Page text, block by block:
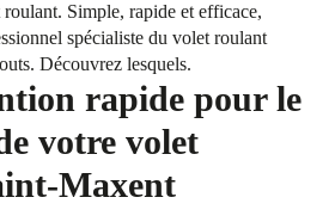
Simple, rapide et efficace,
spécialiste du volet roulant
Découvrez lesquels.
rapide pour le
votre volet
Maxent